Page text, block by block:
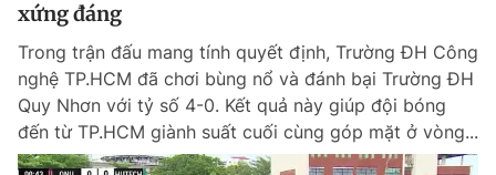
xứng đáng
Trong trận đấu mang tính quyết định, Trường ĐH Công
nghệ TP.HCM đã chơi bùng nổ và đánh bại Trường ĐH
Quy Nhơn với tỷ số 4-0. Kết quả này giúp đội bóng
đến từ TP.HCM giành suất cuối cùng góp mặt ở vòng...